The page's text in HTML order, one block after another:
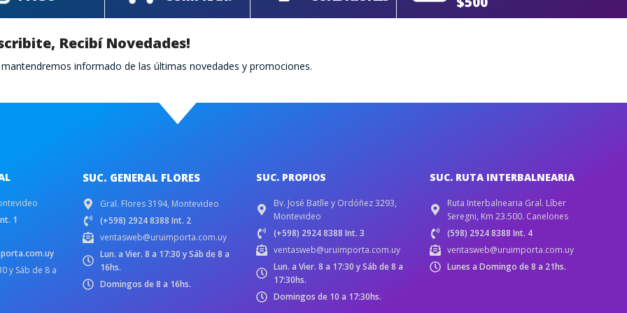
Recibí Novedades!
informado de las últimas novedades y promociones.
1
y Sáb de 8 a
SUC. GENERAL FLORES
Gral. Flores 3194, Montevideo
(+598) 2924 8388 Int. 2
ventasweb@uruimporta.com.uy
Lun. a Vier. 8 a 17:30 y Sáb de 8 a
16hs.
Domingos de 8 a 16hs.
SUC. PROPIOS
Bv. José Batlle y Ordóñez 3293,
Montevideo
(+598) 2924 8388 Int. 3
ventasweb@uruimporta.com.uy
Lun. a Vier. 8 a 17:30 y Sáb de 8 a
17:30hs.
Domingos de 10 a 17:30hs.
SUC. RUTA INTERBALNEARIA
Ruta Interbalnearia Gral. Líber
Seregni, Km 23.500. Canelones
(598) 2924 8388 Int. 4
ventasweb@uruimporta.com.uy
Lunes a Domingo de 8 a 21hs.